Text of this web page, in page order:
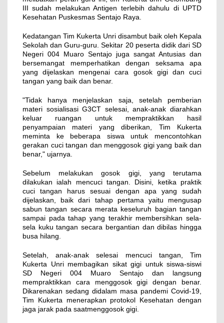
III sudah melakukan Antigen terlebih dahulu di UPTD
Kesehatan Puskesmas Sentajo Raya.
Kedatangan Tim Kukerta Unri disambut baik oleh Kepala
Sekolah dan Guru-guru. Sekitar 20 peserta didik dari SD
Negeri 004 Muaro Sentajo juga sangat Antusias dan
bersemangat memperhatikan dengan seksama apa
yang dijelaskan mengenai cara gosok gigi dan cuci
tangan yang baik dan benar.
"Tidak hanya menjelaskan saja, setelah pemberian
materi sosialisasi G3CT selesai, anak-anak diarahkan
keluar ruangan untuk mempraktikkan hasil
penyampaian materi yang diberikan, Tim Kukerta
meminta ke beberapa siswa untuk mencontohkan
gerakan cuci tangan dan menggosok gigi yang baik dan
benar," ujarnya.
Sebelum melakukan gosok gigi, yang terutama
dilakukan ialah mencuci tangan. Disini, ketika praktik
cuci tangan harus sesuai dengan apa yang sudah
dijelaskan, baik dari tahap pertama yaitu mengusap
sabun tangan secara merata keseluruh bagian tangan
sampai pada tahap yang terakhir membersihkan sela-
sela kuku tangan secara bergantian dan dibilas hingga
busa hilang.
Setelah, anak-anak selesai mencuci tangan, Tim
Kukerta Unri membagikan sikat gigi untuk siswa-siswi
SD Negeri 004 Muaro Sentajo dan langsung
mempraktikkan cara menggosok gigi dengan benar.
Dikarenakan sedang didalam masa pandemi Covid-19,
Tim Kukerta menerapkan protokol Kesehatan dengan
jaga jarak pada saatmenggosok gigi.